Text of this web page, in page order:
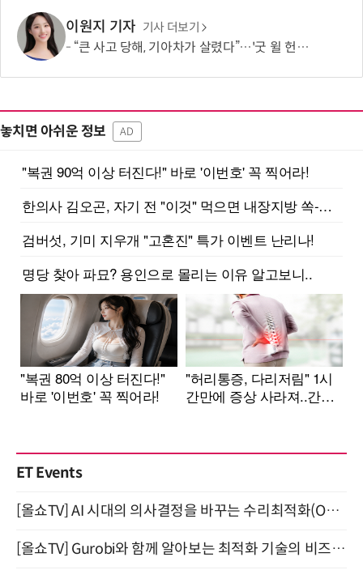
이원지 기자 기사 더보기
“큰 사고 당해, 기아차가 살렸다”…'굿 윌 헌팅' 여배우, “360도 에어백 굿”
놓치면 아쉬운 정보 AD
ET Events
[올쇼TV] AI 시대의 의사결정을 바꾸는 수리최적화(Optimization) 소개 (8/20 생방송)
[올쇼TV] Gurobi와 함께 알아보는 최적화 기술의 비즈니스 활용 (8월 20일 생방송)